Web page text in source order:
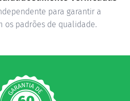
para garantir a
os padrões de qualidade.